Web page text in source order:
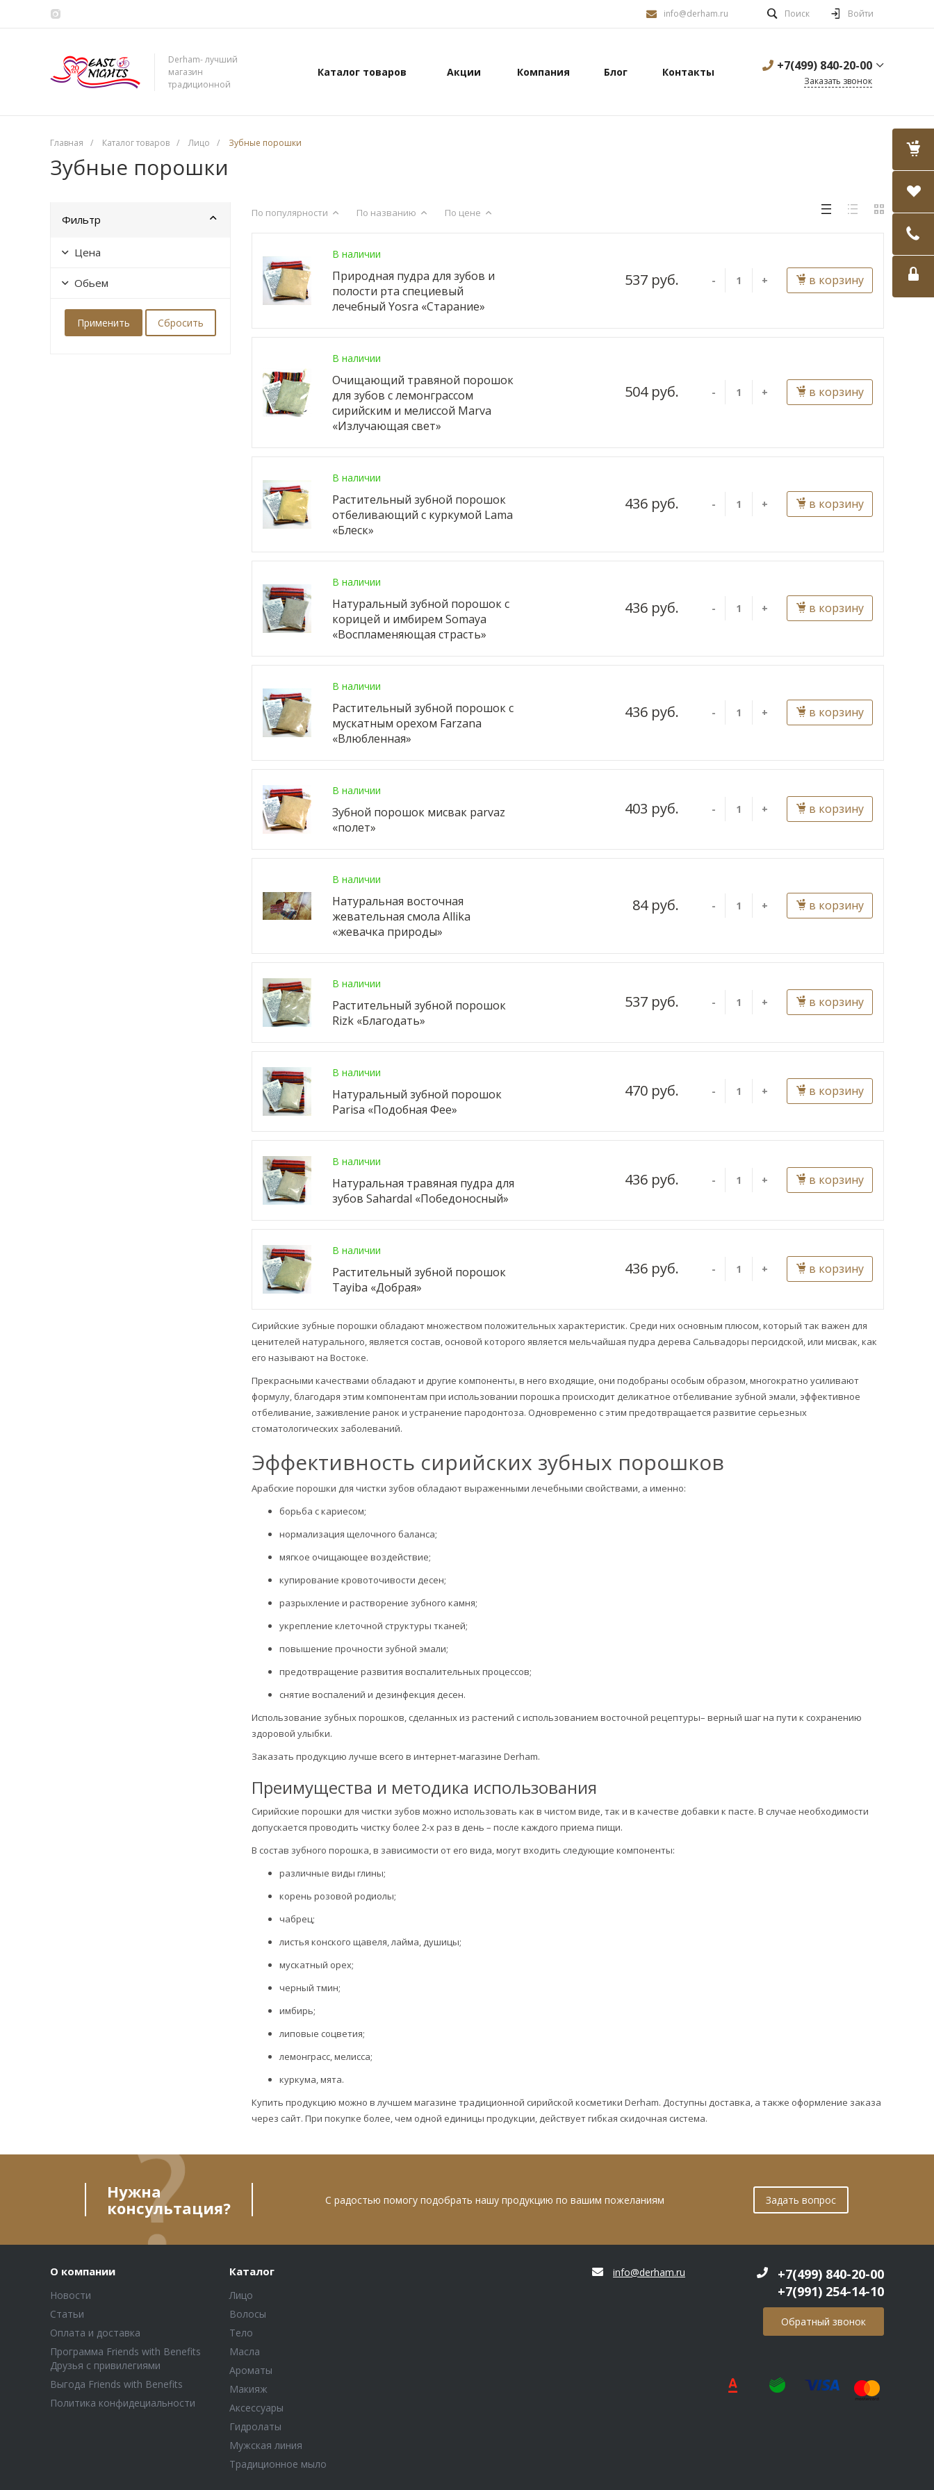
info@derham.ru Поиск Войти
Derham- лучший
магазин
традиционной
Каталог товаров Акции Компания Блог Контакты +7(499) 840-20-00
Заказать звонок
Главная / Каталог товаров / Лицо / Зубные порошки
Зубные порошки
Фильтр
Цена
Обьем
По популярности По названию По цене
В наличии
Природная пудра для зубов и
полости рта специевый
лечебный Yosra «Старание»
537 руб. - + в корзину
В наличии
Очищающий травяной порошок
для зубов с лемонграссом
сирийским и мелиcсой Marva
«Излучающая свет»
504 руб. - + в корзину
В наличии
Растительный зубной порошок
отбеливающий с куркумой Lama
«Блеск»
436 руб. - + в корзину
В наличии
Натуральный зубной порошок с
корицей и имбирем Somaya
«Воспламеняющая страсть»
436 руб. - + в корзину
В наличии
Растительный зубной порошок с
мускатным орехом Farzana
«Влюбленная»
436 руб. - + в корзину
В наличии
Зубной порошок мисвак parvaz
«полет»
403 руб. - + в корзину
В наличии
Натуральная восточная
жевательная смола Allika
«жевачка природы»
84 руб. - + в корзину
В наличии
Растительный зубной порошок
Rizk «Благодать»
537 руб. - + в корзину
В наличии
Натуральный зубной порошок
Parisa «Подобная Фее»
470 руб. - + в корзину
В наличии
Натуральная травяная пудра для
зубов Sahardal «Победоносный»
436 руб. - + в корзину
В наличии
Растительный зубной порошок
Tayiba «Добрая»
436 руб. - + в корзину
Сирийские зубные порошки обладают множеством положительных характеристик. Среди них основным плюсом, который так важен для
ценителей натурального, является состав, основой которого является мельчайшая пудра дерева Сальвадоры персидской, или мисвак, как
его называют на Востоке.
Прекрасными качествами обладают и другие компоненты, в него входящие, они подобраны особым образом, многократно усиливают
формулу, благодаря этим компонентам при использовании порошка происходит деликатное отбеливание зубной эмали, эффективное
отбеливание, заживление ранок и устранение пародонтоза. Одновременно с этим предотвращается развитие серьезных
стоматологических заболеваний.
Эффективность сирийских зубных порошков
Арабские порошки для чистки зубов обладают выраженными лечебными свойствами, а именно:
борьба с кариесом;
нормализация щелочного баланса;
мягкое очищающее воздействие;
купирование кровоточивости десен;
разрыхление и растворение зубного камня;
укрепление клеточной структуры тканей;
повышение прочности зубной эмали;
предотвращение развития воспалительных процессов;
снятие воспалений и дезинфекция десен.
Использование зубных порошков, сделанных из растений с использованием восточной рецептуры– верный шаг на пути к сохранению
здоровой улыбки.
Заказать продукцию лучше всего в интернет-магазине Derham.
Преимущества и методика использования
Сирийские порошки для чистки зубов можно использовать как в чистом виде, так и в качестве добавки к пасте. В случае необходимости
допускается проводить чистку более 2-х раз в день – после каждого приема пищи.
В состав зубного порошка, в зависимости от его вида, могут входить следующие компоненты:
различные виды глины;
корень розовой родиолы;
чабрец;
листья конского щавеля, лайма, душицы;
мускатный орех;
черный тмин;
имбирь;
липовые соцветия;
лемонграсс, мелисса;
куркума, мята.
Купить продукцию можно в лучшем магазине традиционной сирийской косметики Derham. Доступны доставка, а также оформление заказа
через сайт. При покупке более, чем одной единицы продукции, действует гибкая скидочная система.
Нужна
консультация?
С радостью помогу подобрать нашу продукцию по вашим пожеланиям Задать вопрос
О компании
Новости
Статьи
Оплата и доставка
Программа Friends with Benefits
Друзья с привилегиями
Выгода Friends with Benefits
Политика конфидециальности
Каталог
Лицо
Волосы
Тело
Масла
Ароматы
Макияж
Аксессуары
Гидролаты
Мужская линия
Традиционное мыло
info@derham.ru
+7(499) 840-20-00
+7(991) 254-14-10
Обратный звонок